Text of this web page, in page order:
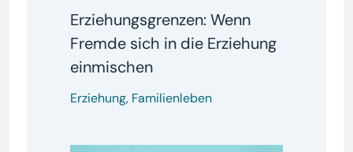
Erziehungsgrenzen: Wenn
Fremde sich in die Erziehung
einmischen
Erziehung, Familienleben